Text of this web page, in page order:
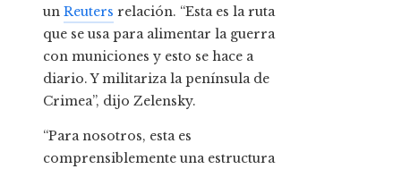
un Reuters relación. “Esta es la ruta
que se usa para alimentar la guerra
con municiones y esto se hace a
diario. Y militariza la península de
Crimea”, dijo Zelensky.
“Para nosotros, esta es
comprensiblemente una estructura